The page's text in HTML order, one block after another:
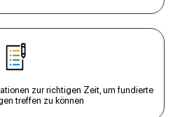
zur richtigen Zeit, um fundierte
treffen zu können